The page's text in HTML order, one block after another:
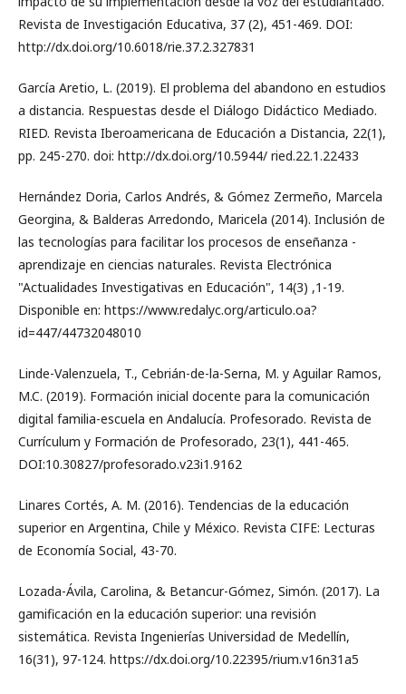
Revista de Investigación Educativa, 37 (2), 451-469. DOI:
http://dx.doi.org/10.6018/rie.37.2.327831
García Aretio, L. (2019). El problema del abandono en estudios
a distancia. Respuestas desde el Diálogo Didáctico Mediado.
RIED. Revista Iberoamericana de Educación a Distancia, 22(1),
pp. 245-270. doi: http://dx.doi.org/10.5944/ ried.22.1.22433
Hernández Doria, Carlos Andrés, & Gómez Zermeño, Marcela
Georgina, & Balderas Arredondo, Maricela (2014). Inclusión de
las tecnologías para facilitar los procesos de enseñanza -
aprendizaje en ciencias naturales. Revista Electrónica
"Actualidades Investigativas en Educación", 14(3) ,1-19.
Disponible en: https://www.redalyc.org/articulo.oa?
id=447/44732048010
Linde-Valenzuela, T., Cebrián-de-la-Serna, M. y Aguilar Ramos,
M.C. (2019). Formación inicial docente para la comunicación
digital familia-escuela en Andalucía. Profesorado. Revista de
Currículum y Formación de Profesorado, 23(1), 441-465.
DOI:10.30827/profesorado.v23i1.9162
Linares Cortés, A. M. (2016). Tendencias de la educación
superior en Argentina, Chile y México. Revista CIFE: Lecturas
de Economía Social, 43-70.
Lozada-Ávila, Carolina, & Betancur-Gómez, Simón. (2017). La
gamificación en la educación superior: una revisión
sistemática. Revista Ingenierías Universidad de Medellín,
16(31), 97-124. https://dx.doi.org/10.22395/rium.v16n31a5